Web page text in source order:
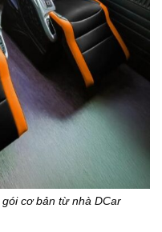
cơ bản từ nhà DCar